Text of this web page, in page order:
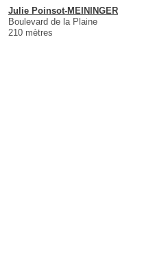
Julie Poinsot-MEININGER
Boulevard de la Plaine
210 mètres